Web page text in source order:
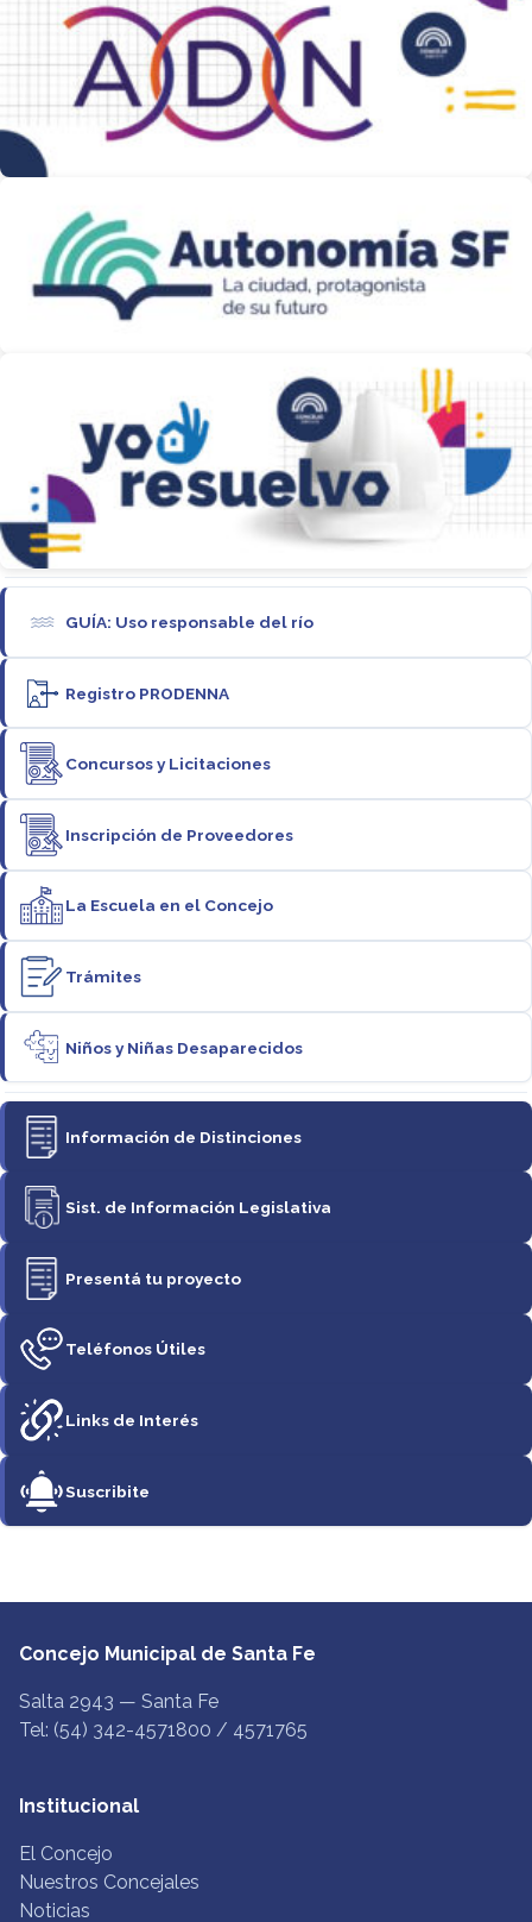
GUÍA: Uso responsable del río
Registro PRODENNA
Concursos y Licitaciones
Inscripción de Proveedores
La Escuela en el Concejo
Trámites
Niños y Niñas Desaparecidos
Información de Distinciones
Sist. de Información Legislativa
Presentá tu proyecto
Teléfonos Útiles
Links de Interés
Suscribite
Concejo Municipal de Santa Fe
Salta 2943 — Santa Fe
Tel: (54) 342-4571800 / 4571765
Institucional
El Concejo
Nuestros Concejales
Noticias